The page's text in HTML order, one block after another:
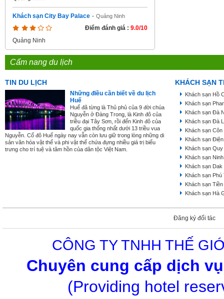
Khách sạn City Bay Palace - Quảng Ninh
Điểm đánh giá : 9.0/10
Quảng Ninh
Cẩm nang du lịch
TIN DU LỊCH
Những điều cần biết về du lịch
Huế
Huế đã từng là Thủ phủ của 9 đời chúa
Nguyễn ở Đàng Trong, là Kinh đô của
triều đại Tây Sơn, rồi đến Kinh đô của
quốc gia thống nhất dưới 13 triều vua
Nguyễn. Cố đô Huế ngày nay vẫn còn lưu giữ trong lòng những di
sản văn hóa vật thể và phi vật thể chứa đựng nhiều giá trị biểu
trưng cho trí tuệ và tâm hồn của dân tộc Việt Nam.
KHÁCH SẠN
Khách sạn Hồ
Khách sạn
Khách sạn Đà
Khách sạn Đà
Khách sạn
Khách sạn
Khách sạn
Khách sạn
Khách sạn Dak
Khách sạn Phú
Khách sạn
Khách sạn Hà
Đăng ký đối tác
CÔNG TY TNHH THẾ
Chuyên cung cấp dịch
(Providing hotel